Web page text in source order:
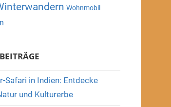
Wohnmobil
Safari in Indien: Entdecke
und Kulturerbe